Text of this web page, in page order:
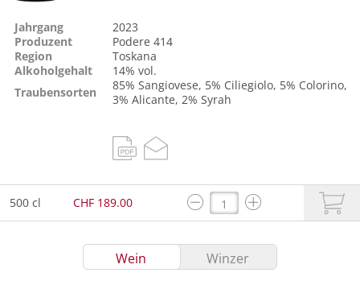
Jahrgang
2023
Produzent
Podere 414
Region
Toskana
Alkoholgehalt
14% vol.
Traubensorten
85% Sangiovese, 5% Ciliegiolo, 5% Colorino,
3% Alicante, 2% Syrah
500 cl CHF 189.00
Wein Winzer